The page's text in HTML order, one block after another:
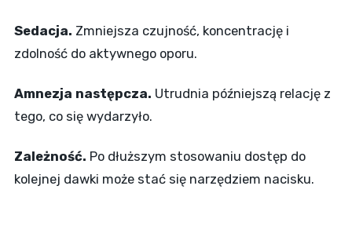
Sedacja. Zmniejsza czujność, koncentrację i
zdolność do aktywnego oporu.
Amnezja następcza. Utrudnia późniejszą relację z
tego, co się wydarzyło.
Zależność. Po dłuższym stosowaniu dostęp do
kolejnej dawki może stać się narzędziem nacisku.